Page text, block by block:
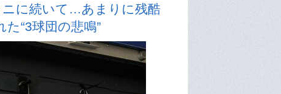
ニに続いて…あまりに残酷
“3球団の悲鳴”